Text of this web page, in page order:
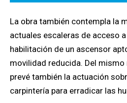
La obra también contempla la
actuales escaleras de acceso
habilitación de un ascensor
movilidad reducida. Del
prevé también la actuación
carpintería para erradicar las